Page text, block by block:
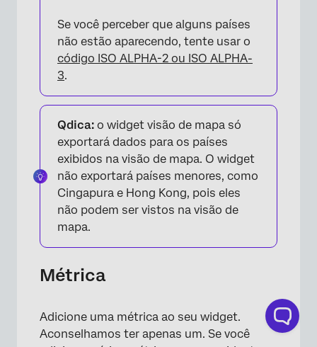
Se você perceber que alguns países
não estão aparecendo, tente usar o
código ISO ALPHA-2 ou ISO ALPHA-
3.
Qdica: o widget visão de mapa só
exportará dados para os países
exibidos na visão de mapa. O widget
não exportará países menores, como
Cingapura e Hong Kong, pois eles
não podem ser vistos na visão de
mapa.
Métrica
Adicione uma métrica ao seu widget.
Aconselhamos ter apenas um. Se você